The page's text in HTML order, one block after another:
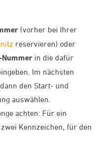
(vorher bei Ihrer
reservieren) oder
Nummer in die dafür
Im nächsten
den Start- und
auswählen.
achten: Für ein
Kennzeichen, für den